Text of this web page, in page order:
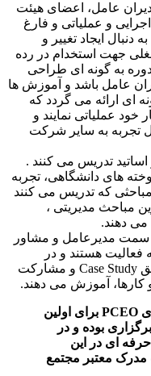
عامل، اعضای هیئت
و عملیاتی و فارغ
ایجاد تغییر و
جهت استخدام در رده
به گونه ای طراحی
عامل باشد و آموزش ها
ای ارائه می گردد که
عملیاتی نمایند و
تجربه به سایر شرکت
تدریس می کنند .
های دانشگاهی، تجربه
که تدریس می کنند
مباحث مدیریتی ،
می دهند.
سمت مدیرعامل و مشاور
هستند و در
جلسات دوره ها، تجربیات خود را از طریق Case Study و مشارکت
آموزش می دهند.
دوره آموزشی مدیر عامل حرفه ای PCEO برای اولین
بوده و در
حرفه ای در این
مدرک معتبر مجتمع